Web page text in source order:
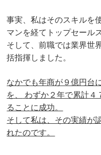
事実、私はそのスキルを
マンを経てトップセール
そして、前職では業界世
括指揮しました。
なかでも年商が９億円台
を、
わずか２年で累計４
ることに成功。
そして私は、その実績が
れたのです。